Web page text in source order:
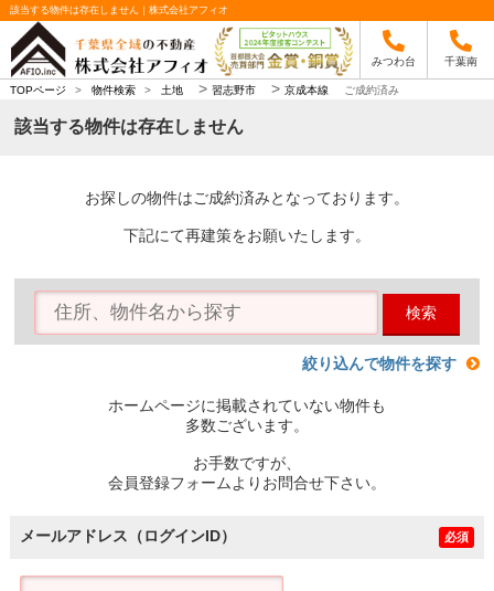
該当する物件は存在しません｜株式会社アフィオ
みつわ台 千葉南
TOPページ > 物件検索 > 土地 > 習志野市 > 京成本線 ご成約済み
該当する物件は存在しません
お探しの物件はご成約済みとなっております。
下記にて再建策をお願いたします。
検索
絞り込んで物件を探す
ホームページに掲載されていない物件も
多数ございます。
お手数ですが、
会員登録フォームよりお問合せ下さい。
メールアドレス（ログインID） 必須